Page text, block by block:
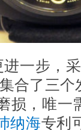
步，采
合了三
损，唯一
纳海专利